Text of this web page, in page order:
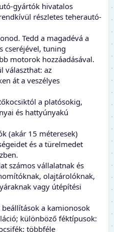
gyártók hivatalos
részletes teherautó-
Tedd a magadévá a
cseréjével, tuning
motorok hozzáadásával.​
választhat: az
át a veszélyes
a platósokig,
és hattyúnyakú
(akár 15 méteresek)
és a türelmedet
számos vállalatnak és
olajtárolóknak,
vagy útépítési
a kamionosok
különböző féktípusok:
többféle